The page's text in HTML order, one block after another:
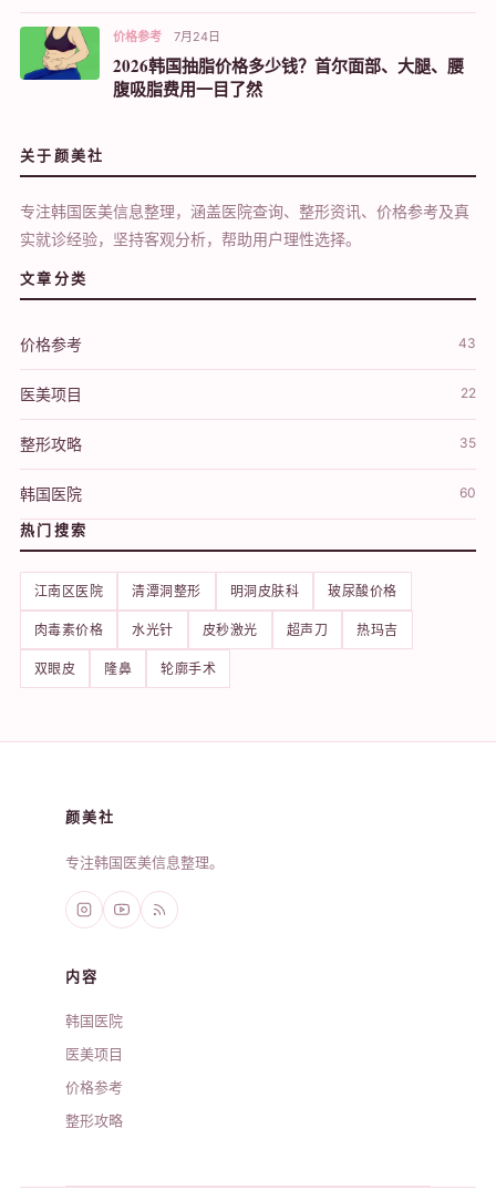
价格参考 7月24日
2026韩国抽脂价格多少钱？首尔面部、大腿、腰
腹吸脂费用一目了然
关于颜美社
专注韩国医美信息整理，涵盖医院查询、整形资讯、价格参考及真
实就诊经验，坚持客观分析，帮助用户理性选择。
文章分类
价格参考 43
医美项目 22
整形攻略 35
韩国医院 60
热门搜索
江南区医院 清潭洞整形 明洞皮肤科 玻尿酸价格
肉毒素价格 水光针 皮秒激光 超声刀 热玛吉
双眼皮 隆鼻 轮廓手术
颜美社
专注韩国医美信息整理。
内容
韩国医院
医美项目
价格参考
整形攻略